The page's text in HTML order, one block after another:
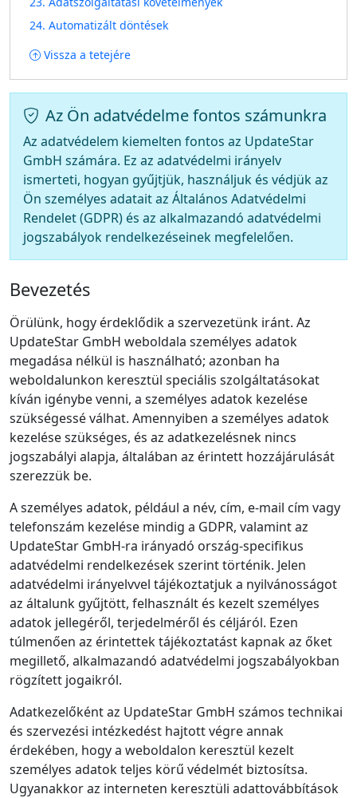
Az Ön adatvédelme fontos számunkra
Az adatvédelem kiemelten fontos az UpdateStar
GmbH számára. Ez az adatvédelmi irányelv
ismerteti, hogyan gyűjtjük, használjuk és védjük az
Ön személyes adatait az Általános Adatvédelmi
Rendelet (GDPR) és az alkalmazandó adatvédelmi
jogszabályok rendelkezéseinek megfelelően.
Bevezetés
Örülünk, hogy érdeklődik a szervezetünk iránt. Az
UpdateStar GmbH weboldala személyes adatok
megadása nélkül is használható; azonban ha
weboldalunkon keresztül speciális szolgáltatásokat
kíván igénybe venni, a személyes adatok kezelése
szükségessé válhat. Amennyiben a személyes adatok
kezelése szükséges, és az adatkezelésnek nincs
jogszabályi alapja, általában az érintett hozzájárulását
szerezzük be.
A személyes adatok, például a név, cím, e‑mail cím vagy
telefonszám kezelése mindig a GDPR, valamint az
UpdateStar GmbH‑ra irányadó ország-specifikus
adatvédelmi rendelkezések szerint történik. Jelen
adatvédelmi irányelvvel tájékoztatjuk a nyilvánosságot
az általunk gyűjtött, felhasznált és kezelt személyes
adatok jellegéről, terjedelméről és céljáról. Ezen
túlmenően az érintettek tájékoztatást kapnak az őket
megillető, alkalmazandó adatvédelmi jogszabályokban
rögzített jogaikról.
Adatkezelőként az UpdateStar GmbH számos technikai
és szervezési intézkedést hajtott végre annak
érdekében, hogy a weboldalon keresztül kezelt
személyes adatok teljes körű védelmét biztosítsa.
Ugyanakkor az interneten keresztüli adattovábbítások
24. Automatizált döntések
Vissza a tetejére